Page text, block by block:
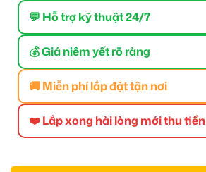
💬 Hỗ trợ kỹ thuật 24/7
💰 Giá niêm yết rõ ràng
🚚 Miễn phí lắp đặt tận nơi
❤️ Lắp xong hài lòng mới thu tiền